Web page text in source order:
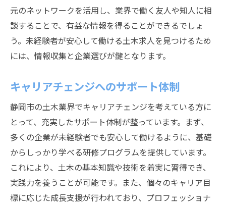
元のネットワークを活用し、業界で働く友人や知人に相
談することで、有益な情報を得ることができるでしょ
う。未経験者が安心して働ける土木求人を見つけるため
には、情報収集と企業選びが鍵となります。
キャリアチェンジへのサポート体制
静岡市の土木業界でキャリアチェンジを考えている方に
とって、充実したサポート体制が整っています。まず、
多くの企業が未経験者でも安心して働けるように、基礎
からしっかり学べる研修プログラムを提供しています。
これにより、土木の基本知識や技術を着実に習得でき、
実践力を養うことが可能です。また、個々のキャリア目
標に応じた成長支援が行われており、プロフェッショナ